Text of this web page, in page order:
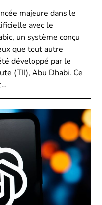
majeure dans le
avec le
un système conçu
que tout autre
développé par le
(TII), Abu Dhabi. Ce